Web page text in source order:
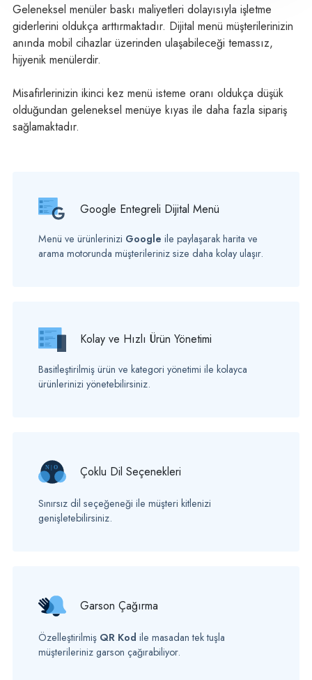
Geleneksel menüler baskı maliyetleri dolayısıyla işletme
giderlerini oldukça arttırmaktadır. Dijital menü müşterilerinizin
anında mobil cihazlar üzerinden ulaşabileceği temassız,
hijyenik menülerdir.
Misafirlerinizin ikinci kez menü isteme oranı oldukça düşük
olduğundan geleneksel menüye kıyas ile daha fazla sipariş
sağlamaktadır.
Google Entegreli Dijital Menü
Menü ve ürünlerinizi Google ile paylaşarak harita ve
arama motorunda müşterileriniz size daha kolay ulaşır.
Kolay ve Hızlı Ürün Yönetimi
Basitleştirilmiş ürün ve kategori yönetimi ile kolayca
ürünlerinizi yönetebilirsiniz.
Çoklu Dil Seçenekleri
Sınırsız dil seçeğeneği ile müşteri kitlenizi
genişletebilirsiniz.
Garson Çağırma
Özelleştirilmiş QR Kod ile masadan tek tuşla
müşterileriniz garson çağırabiliyor.